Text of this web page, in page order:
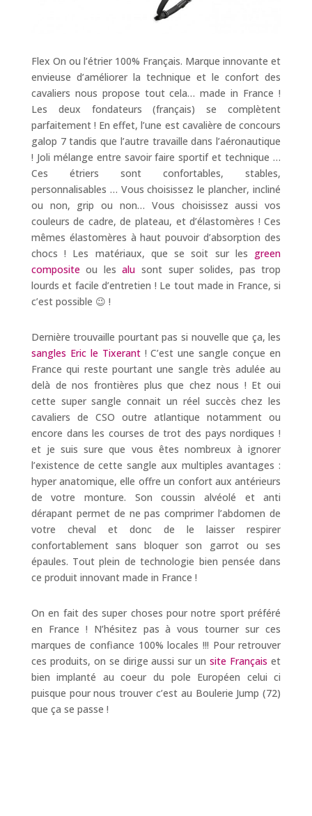
Flex On ou l’étrier 100% Français. Marque innovante et
envieuse d’améliorer la technique et le confort des
cavaliers nous propose tout cela… made in France !
Les deux fondateurs (français) se complètent
parfaitement ! En effet, l’une est cavalière de concours
galop 7 tandis que l’autre travaille dans l’aéronautique
! Joli mélange entre savoir faire sportif et technique …
Ces étriers sont confortables, stables,
personnalisables … Vous choisissez le plancher, incliné
ou non, grip ou non… Vous choisissez aussi vos
couleurs de cadre, de plateau, et d’élastomères ! Ces
mêmes élastomères à haut pouvoir d’absorption des
chocs ! Les matériaux, que se soit sur les green
compositeou lesalu sont super solides, pas trop
lourds et facile d’entretien ! Le tout made in France, si
c’est possible 😉 !
Dernière trouvaille pourtant pas si nouvelle que ça, les
sangles Eric le Tixerant! C’est une sangle conçue en
France qui reste pourtant une sangle très adulée au
delà de nos frontières plus que chez nous ! Et oui
cette super sangle connait un réel succès chez les
cavaliers de CSO outre atlantique notamment ou
encore dans les courses de trot des pays nordiques !
et je suis sure que vous êtes nombreux à ignorer
l’existence de cette sangle aux multiples avantages :
hyper anatomique, elle offre un confort aux antérieurs
de votre monture. Son coussin alvéolé et anti
dérapant permet de ne pas comprimer l’abdomen de
votre cheval et donc de le laisser respirer
confortablement sans bloquer son garrot ou ses
épaules. Tout plein de technologie bien pensée dans
ce produit innovant made in France !
On en fait des super choses pour notre sport préféré
en France ! N’hésitez pas à vous tourner sur ces
marques de confiance 100% locales !!! Pour retrouver
ces produits, on se dirige aussi sur unsite Français et
bien implanté au coeur du pole Européen celui ci
puisque pour nous trouver c’est au Boulerie Jump (72)
que ça se passe !